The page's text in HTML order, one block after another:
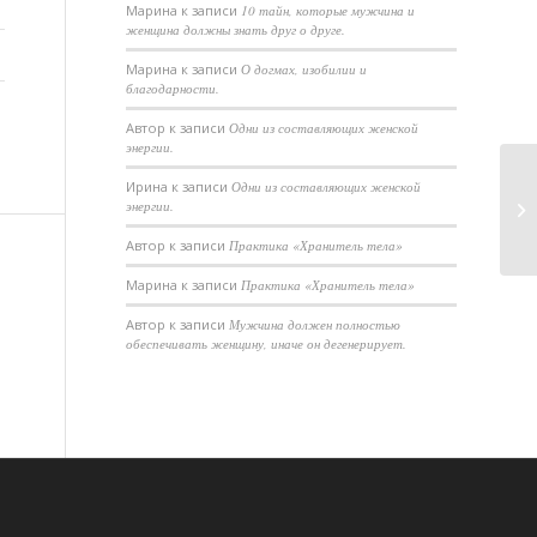
Марина к записи 10 тайн, которые мужчина и
женщина должны знать друг о друге.
Марина к записиО догмах, изобилии и
благодарности.
Автор к записиОдни из составляющих женской
энергии.
Ирина к записиОдни из составляющих женской
энергии.
Автор к записиПрактика «Хранитель тела»
Марина к записиПрактика «Хранитель тела»
Автор к записиМужчина должен полностью
обеспечивать женщину, иначе он дегенерирует.